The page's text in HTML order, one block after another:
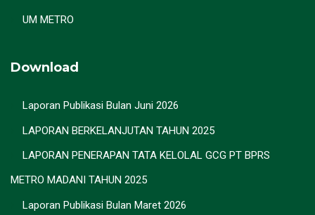
UM METRO
Download
Laporan Publikasi Bulan Juni 2026
LAPORAN BERKELANJUTAN TAHUN 2025
LAPORAN PENERAPAN TATA KELOLAL GCG PT BPRS
METRO MADANI TAHUN 2025
Laporan Publikasi Bulan Maret 2026